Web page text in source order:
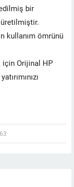
bir
kullanım ömrünü
için Orijinal HP